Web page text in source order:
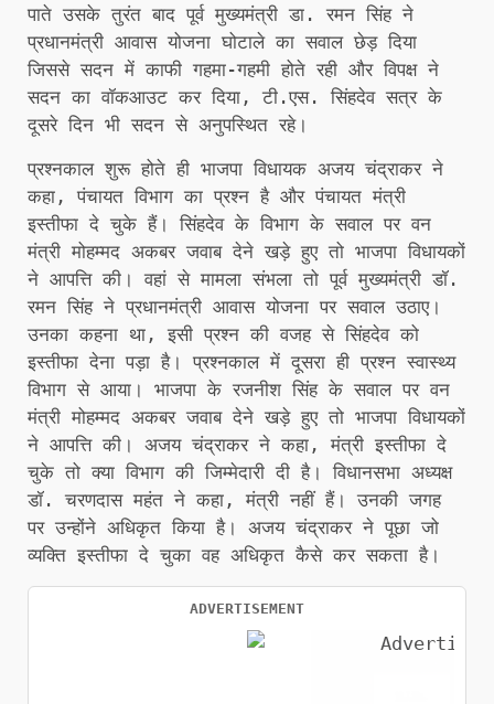
पाते उसके तुरंत बाद पूर्व मुख्यमंत्री डा. रमन सिंह ने
प्रधानमंत्री आवास योजना घोटाले का सवाल छेड़ दिया
जिससे सदन में काफी गहमा-गहमी होते रही और विपक्ष ने
सदन का वॉकआउट कर दिया, टी.एस. सिंहदेव सत्र के
दूसरे दिन भी सदन से अनुपस्थित रहे।
प्रश्नकाल शुरू होते ही भाजपा विधायक अजय चंद्राकर ने
कहा, पंचायत विभाग का प्रश्न है और पंचायत मंत्री
इस्तीफा दे चुके हैं। सिंहदेव के विभाग के सवाल पर वन
मंत्री मोहम्मद अकबर जवाब देने खड़े हुए तो भाजपा विधायकों
ने आपत्ति की। वहां से मामला संभला तो पूर्व मुख्यमंत्री डॉ.
रमन सिंह ने प्रधानमंत्री आवास योजना पर सवाल उठाए।
उनका कहना था, इसी प्रश्न की वजह से सिंहदेव को
इस्तीफा देना पड़ा है। प्रश्नकाल में दूसरा ही प्रश्न स्वास्थ्य
विभाग से आया। भाजपा के रजनीश सिंह के सवाल पर वन
मंत्री मोहम्मद अकबर जवाब देने खड़े हुए तो भाजपा विधायकों
ने आपत्ति की। अजय चंद्राकर ने कहा, मंत्री इस्तीफा दे
चुके तो क्या विभाग की जिम्मेदारी दी है। विधानसभा अध्यक्ष
डॉ. चरणदास महंत ने कहा, मंत्री नहीं हैं। उनकी जगह
पर उन्होंने अधिकृत किया है। अजय चंद्राकर ने पूछा जो
व्यक्ति इस्तीफा दे चुका वह अधिकृत कैसे कर सकता है।
ADVERTISEMENT